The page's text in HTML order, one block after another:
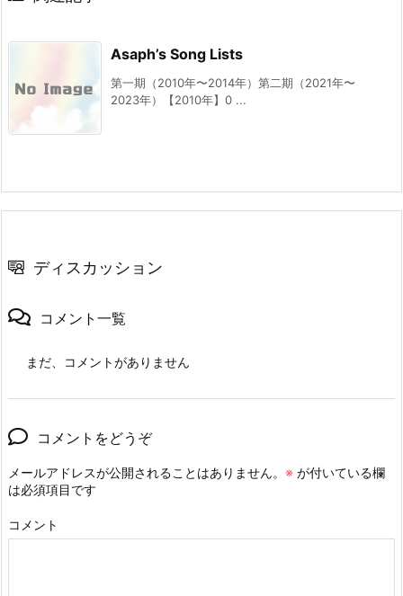
Asaph’s Song Lists
第一期（2010年〜2014年）第二期（2021年〜
2023年）【2010年】0 ...
ディスカッション
コメント一覧
まだ、コメントがありません
コメントをどうぞ
メールアドレスが公開されることはありません。 ※ が付いている欄
は必須項目です
コメント